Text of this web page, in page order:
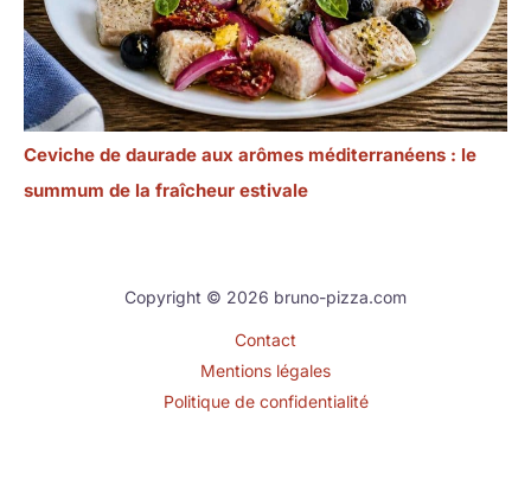
Ceviche de daurade aux arômes méditerranéens : le
summum de la fraîcheur estivale
Copyright © 2026 bruno-pizza.com
Contact
Mentions légales
Politique de confidentialité